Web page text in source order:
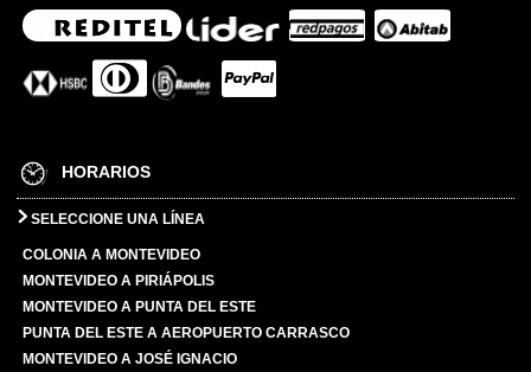
HORARIOS
SELECCIONE UNA LÍNEA
COLONIA A MONTEVIDEO
MONTEVIDEO A PIRIÁPOLIS
MONTEVIDEO A PUNTA DEL ESTE
PUNTA DEL ESTE A AEROPUERTO CARRASCO
MONTEVIDEO A JOSÉ IGNACIO